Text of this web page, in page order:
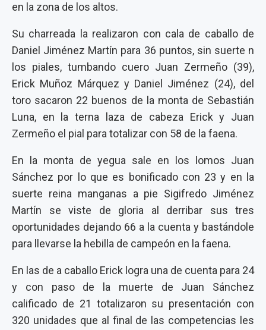
en la zona de los altos.
Su charreada la realizaron con cala de caballo de
Daniel Jiménez Martín para 36 puntos, sin suerte n
los piales, tumbando cuero Juan Zermeño (39),
Erick Muñoz Márquez y Daniel Jiménez (24), del
toro sacaron 22 buenos de la monta de Sebastián
Luna, en la terna laza de cabeza Erick y Juan
Zermeño el pial para totalizar con 58 de la faena.
En la monta de yegua sale en los lomos Juan
Sánchez por lo que es bonificado con 23 y en la
suerte reina manganas a pie Sigifredo Jiménez
Martín se viste de gloria al derribar sus tres
oportunidades dejando 66 a la cuenta y bastándole
para llevarse la hebilla de campeón en la faena.
En las de a caballo Erick logra una de cuenta para 24
y con paso de la muerte de Juan Sánchez
calificado de 21 totalizaron su presentación con
320 unidades que al final de las competencias les